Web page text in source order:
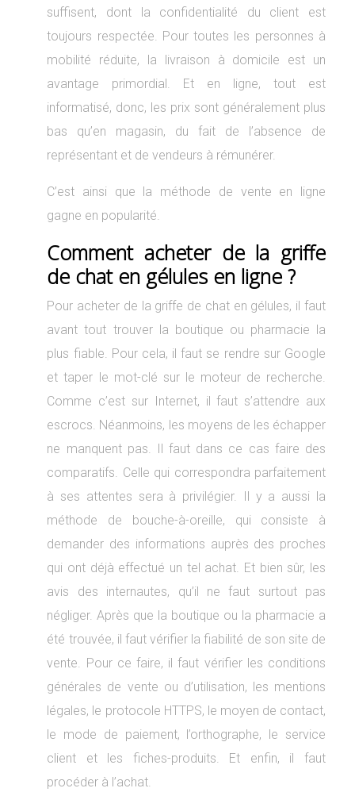
suffisent, dont la confidentialité du client est
toujours respectée. Pour toutes les personnes à
mobilité réduite, la livraison à domicile est un
avantage primordial. Et en ligne, tout est
informatisé, donc, les prix sont généralement plus
bas qu’en magasin, du fait de l’absence de
représentant et de vendeurs à rémunérer.
C’est ainsi que la méthode de vente en ligne
gagne en popularité.
Comment acheter de la griffe
de chat en gélules en ligne ?
Pour acheter de la griffe de chat en gélules, il faut
avant tout trouver la boutique ou pharmacie la
plus fiable. Pour cela, il faut se rendre sur Google
et taper le mot-clé sur le moteur de recherche.
Comme c’est sur Internet, il faut s’attendre aux
escrocs. Néanmoins, les moyens de les échapper
ne manquent pas. Il faut dans ce cas faire des
comparatifs. Celle qui correspondra parfaitement
à ses attentes sera à privilégier. Il y a aussi la
méthode de bouche-à-oreille, qui consiste à
demander des informations auprès des proches
qui ont déjà effectué un tel achat. Et bien sûr, les
avis des internautes, qu’il ne faut surtout pas
négliger. Après que la boutique ou la pharmacie a
été trouvée, il faut vérifier la fiabilité de son site de
vente. Pour ce faire, il faut vérifier les conditions
générales de vente ou d’utilisation, les mentions
légales, le protocole HTTPS, le moyen de contact,
le mode de paiement, l’orthographe, le service
client et les fiches-produits. Et enfin, il faut
procéder à l’achat.